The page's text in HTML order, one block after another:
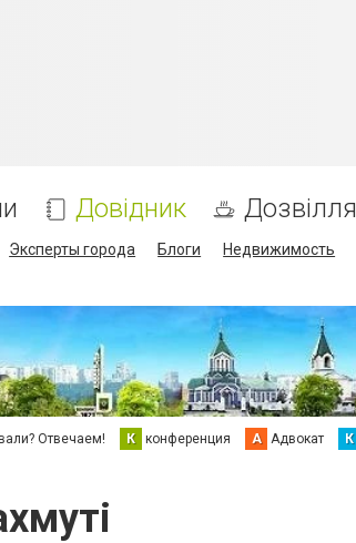
Довідник Дозвілля
Эксперты города Блоги Недвижимость
Отвечаем! К конференция А Адвокат К